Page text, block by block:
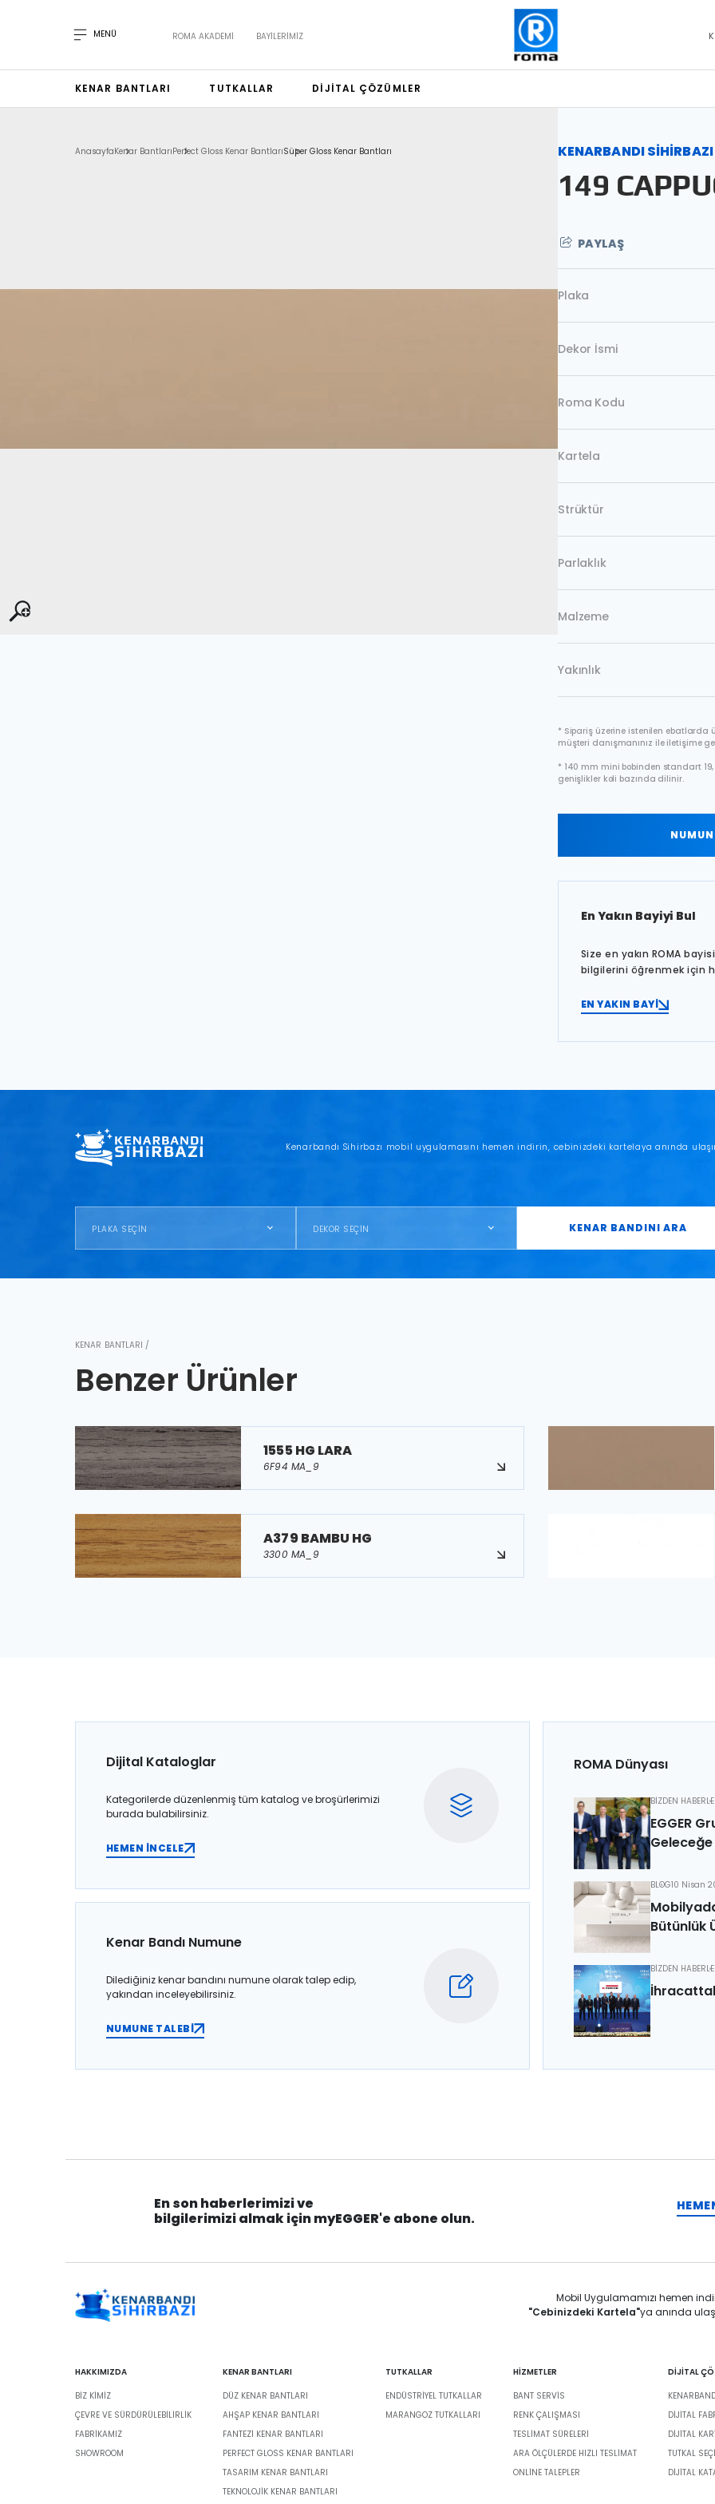
MENÜ ROMA AKADEMI BAYILERIMIZ
KENAR BANTLARI TUTKALLAR DIJITAL ÇÖZÜMLER
AnasayfaKenar BantlarıPerfect Gloss Kenar BantlarıSüper Gloss Kenar Bantları KENARBANDI SİHİRBAZI
149
PAYLAŞ
Plaka
Dekor İsmi
Roma Kodu
Kartela
Strüktür
Parlaklık
Malzeme
Yakınlık
* Sipariş üzerine istenilen ebatlarda
müşteri danışmanınız ile iletişime
* 140 mm mini bobinden standart
genişlikler koli bazında dilinir.
En Yakın Bayiyi Bul
Size en yakın ROMA
bilgilerini öğrenmek için
EN YAKIN BAYİ
Kenarbandı Sihirbazı mobil uygulamasını hemen indirin, cebinizdeki kartelaya anında
PLAKA SEÇİN DEKOR SEÇİN KENAR BANDINI ARA
KENAR BANTLARI /
Benzer Ürünler
1555 HG LARA
6F94 MA_9
A379 BAMBU HG
3300 MA_9
Dijital Kataloglar
Kategorilerde düzenlenmiş tüm katalog ve broşürlerimizi
burada bulabilirsiniz.
HEMEN İNCELE
Kenar Bandı Numune
Dilediğiniz kenar bandını numune olarak talep edip,
yakından inceleyebilirsiniz.
NUMUNE TALEBİ
ROMA Dünyası
BİZDEN
EGGER
Geleceğe
BLOG10 Nisan
Bütünlük
BİZDEN
En son haberlerimizi ve
bilgilerimizi almak için myEGGER'e abone olun.
Mobil Uygulamamızı hemen
"Cebinizdeki Kartela"ya anında
HAKKIMIZDA
BIZ KIMIZ
ÇEVRE VE SÜRDÜRÜLEBILIRLIK
FABRİKAMIZ
SHOWROOM
KENAR BANTLARI
DÜZ KENAR BANTLARI
AHŞAP KENAR BANTLARI
FANTEZI KENAR BANTLARI
PERFECT GLOSS KENAR BANTLARI
TASARIM KENAR BANTLARI
TEKNOLOJIK KENAR BANTLARI
TUTKALLAR
ENDÜSTRIYEL TUTKALLAR
MARANGOZ TUTKALLARI
HİZMETLER
BANT SERVIS
RENK ÇALIŞMASI
TESLIMAT SÜRELERI
ARA ÖLÇÜLERDE HIZLI TESLIMAT
ONLINE TALEPLER
DİJİTAL
DIJITAL
DİJİTAL
TUTKAL
DIJITAL